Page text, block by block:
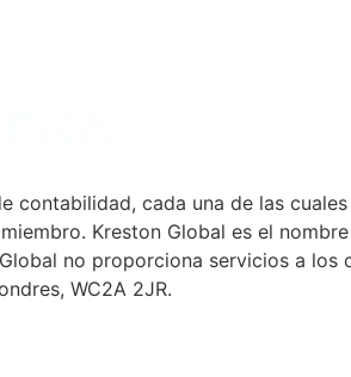
cada una de las
Kreston Global es el
no proporciona servicios a los
WC2A 2JR.